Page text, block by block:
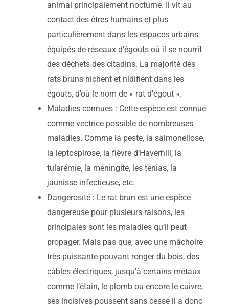
animal principalement nocturne. Il vit au
contact des êtres humains et plus
particulièrement dans les espaces urbains
équipés de réseaux d’égouts où il se nourrit
des déchets des citadins. La majorité des
rats bruns nichent et nidifient dans les
égouts, d’où le nom de « rat d’égout ».
Maladies connues : Cette espèce est connue
comme vectrice possible de nombreuses
maladies. Comme la peste, la salmonellose,
la leptospirose, la fièvre d’Haverhill, la
tularémie, la méningite, les ténias, la
jaunisse infectieuse, etc.
Dangerosité : Le rat brun est une espèce
dangereuse pour plusieurs raisons, les
principales sont les maladies qu’il peut
propager. Mais pas que, avec une mâchoire
très puissante pouvant ronger du bois, des
câbles électriques, jusqu’à certains métaux
comme l’étain, le plomb ou encore le cuivre,
ses incisives poussent sans cesse il a donc